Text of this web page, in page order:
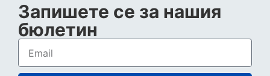
Запишете се за нашия
бюлетин